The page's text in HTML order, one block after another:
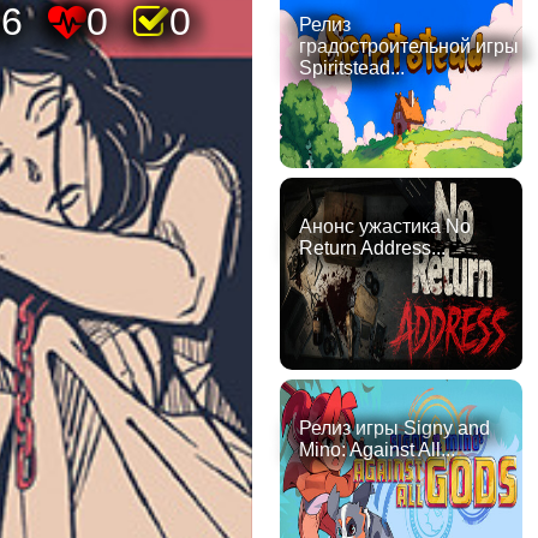
0 0
Релиз
градостроительной игры
Spiritstead...
Анонс ужастика No
Return Address...
Релиз игры Signy and
Mino: Against All...